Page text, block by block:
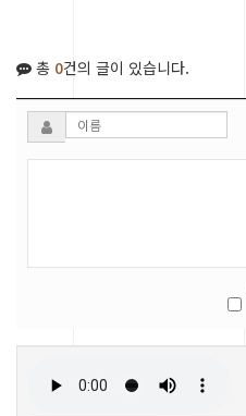
총 0건의 글이 있습니다.